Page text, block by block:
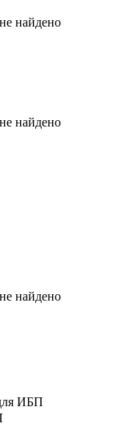
найдено
найдено
найдено
ИБП